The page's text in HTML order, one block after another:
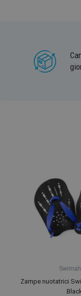
Zampe nuotatrici